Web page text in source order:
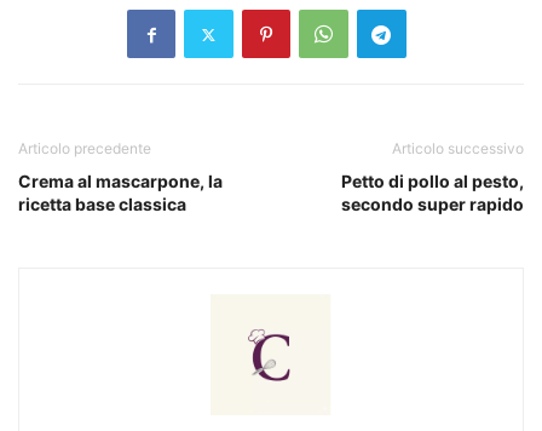
Articolo precedente
Crema al mascarpone, la
ricetta base classica
Articolo successivo
Petto di pollo al pesto,
secondo super rapido